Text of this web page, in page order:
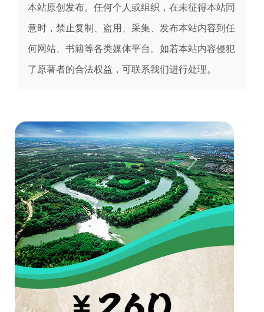
本站原创发布。任何个人或组织，在未征得本站同
意时，禁止复制、盗用、采集、发布本站内容到任
何网站、书籍等各类媒体平台。如若本站内容侵犯
了原著者的合法权益，可联系我们进行处理。